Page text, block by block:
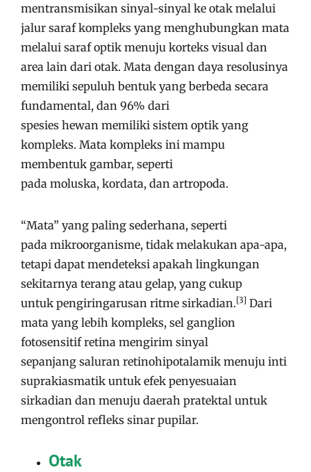
mentransmisikan sinyal-sinyal ke otak melalui
jalur saraf kompleks yang menghubungkan mata
melalui saraf optik menuju korteks visual dan
area lain dari otak. Mata dengan daya resolusinya
memiliki sepuluh bentuk yang berbeda secara
fundamental, dan 96% dari
spesies hewan memiliki sistem optik yang
kompleks. Mata kompleks ini mampu
membentuk gambar, seperti
pada moluska, kordata, dan artropoda.
“Mata” yang paling sederhana, seperti
pada mikroorganisme, tidak melakukan apa-apa,
tetapi dapat mendeteksi apakah lingkungan
sekitarnya terang atau gelap, yang cukup
untuk pengiringarusan ritme sirkadian.[3] Dari
mata yang lebih kompleks, sel ganglion
fotosensitif retina mengirim sinyal
sepanjang saluran retinohipotalamik menuju inti
suprakiasmatik untuk efek penyesuaian
sirkadian dan menuju daerah pratektal untuk
mengontrol refleks sinar pupilar.
Otak